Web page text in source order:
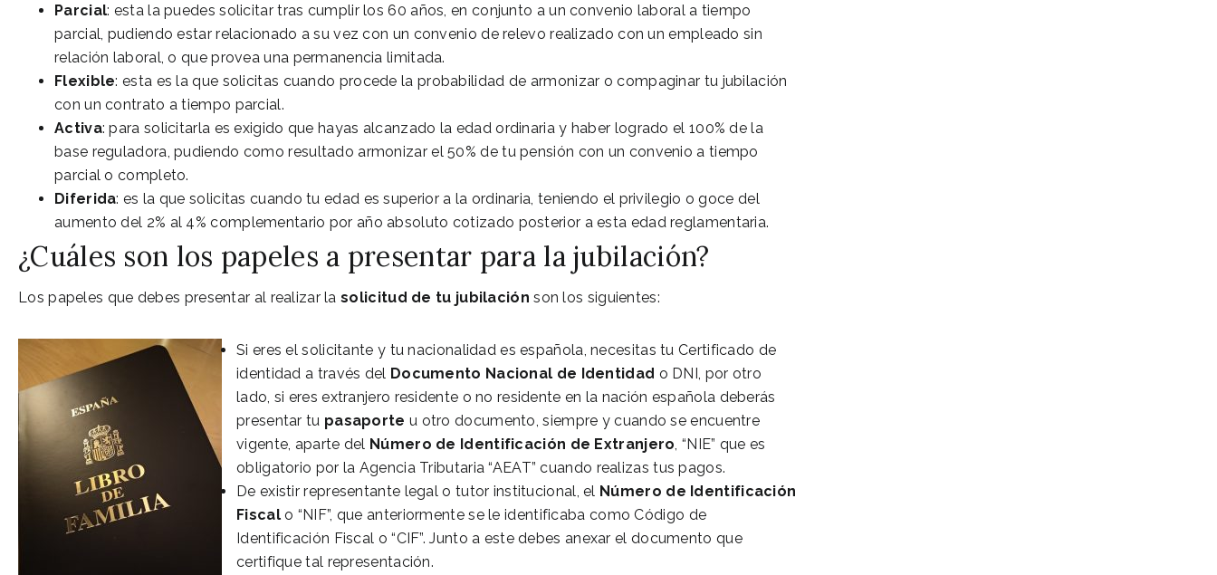
Parcial: esta la puedes solicitar tras cumplir los 60 años, en conjunto a un convenio laboral a tiempo
parcial, pudiendo estar relacionado a su vez con un convenio de relevo realizado con un empleado sin
relación laboral, o que provea una permanencia limitada.
Flexible: esta es la que solicitas cuando procede la probabilidad de armonizar o compaginar tu jubilación
con un contrato a tiempo parcial.
Activa: para solicitarla es exigido que hayas alcanzado la edad ordinaria y haber logrado el 100% de la
base reguladora, pudiendo como resultado armonizar el 50% de tu pensión con un convenio a tiempo
parcial o completo.
Diferida: es la que solicitas cuando tu edad es superior a la ordinaria, teniendo el privilegio o goce del
aumento del 2% al 4% complementario por año absoluto cotizado posterior a esta edad reglamentaria.
¿Cuáles son los papeles a presentar para la jubilación?
Los papeles que debes presentar al realizar lasolicitud de tu jubilación son los siguientes:
Si eres el solicitante y tu nacionalidad es española, necesitas tu Certificado de
identidad a través del Documento Nacional de Identidad o DNI, por otro
lado, si eres extranjero residente o no residente en la nación española deberás
presentar tu pasaporte u otro documento, siempre y cuando se encuentre
vigente, aparte del Número de Identificación de Extranjero , “NIE” que es
obligatorio por la Agencia Tributaria “AEAT” cuando realizas tus pagos.
De existir representante legal o tutor institucional, el Número de Identificación
Fiscalo “NIF”, que anteriormente se le identificaba como Código de
Identificación Fiscal o “CIF”. Junto a este debes anexar el documento que
certifique tal representación.